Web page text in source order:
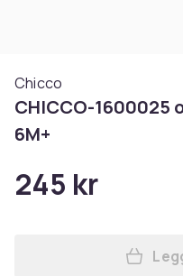
Chicco
CHICCO-1600025
6M+
245 kr